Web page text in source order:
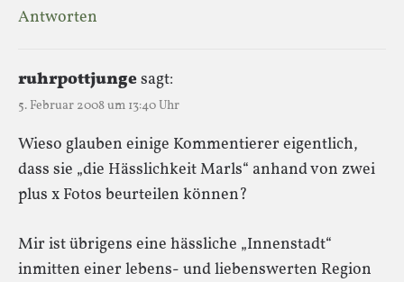
Antworten
ruhrpottjungesagt:
5. Februar 2008 um 13:40 Uhr
Wieso glauben einige Kommentierer eigentlich,
dass sie „die Hässlichkeit Marls“ anhand von zwei
plus x Fotos beurteilen können?
Mir ist übrigens eine hässliche „Innenstadt“
inmitten einer lebens- und liebenswerten Region